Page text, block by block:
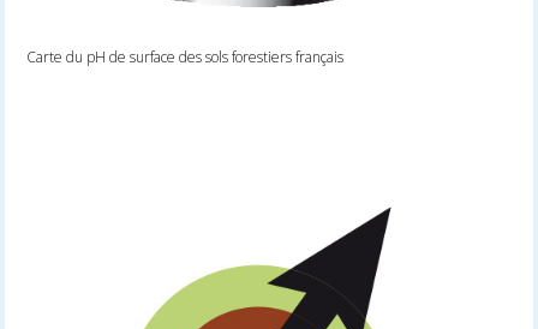
Carte du pH de surface des sols forestiers français